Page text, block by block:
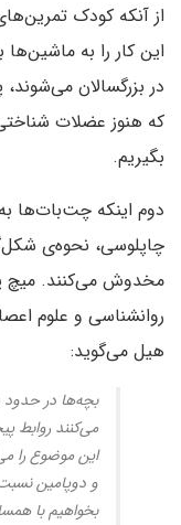
از آنکه کودک
این کار را به
در بزرگسالان
که هنوز عضلات
بگیریم.
دوم اینکه چت‌بات‌ها
چاپلوسی، نحوه‌ی
روانشناسی و علوم
هیل می‌گوید:
بچه‌ها در حدود
می‌کنند روابط
این موضوع را
و دوپامین
بخواهیم با